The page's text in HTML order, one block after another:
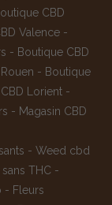
CBD
Valence -
- Boutique CBD
- Boutique
Lorient -
- Magasin CBD
- Weed cbd
THC -
- Fleurs